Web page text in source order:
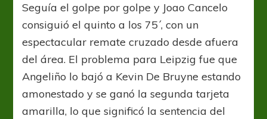
Seguía el golpe por golpe y Joao Cancelo
consiguió el quinto a los 75´, con un
espectacular remate cruzado desde afuera
del área. El problema para Leipzig fue que
Angeliño lo bajó a Kevin De Bruyne estando
amonestado y se ganó la segunda tarjeta
amarilla, lo que significó la sentencia del